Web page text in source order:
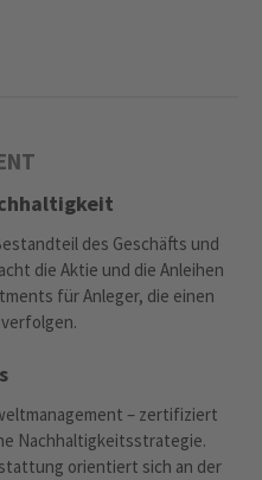
des Geschäfts und
die Aktie und die Anleihen
für Anleger, die einen
– zertifiziert
Nachhaltigkeitsstrategie.
orientiert sich an der